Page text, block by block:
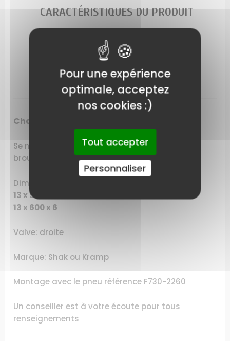
CARACTÉRISTIQUES DU PRODUIT
LIVRAISON
LES AVIS SUR CE PRODUIT
Chambre à air tracteur tondeuse
Se monte sur tracteur tondeuse, autoportée,
brouette
Dimensions:
13 x 500 x 6
13 x 600 x 6
Valve: droite
Marque: Shak ou Kramp
Montage avec le pneu référence F730-2260
Un conseiller est à votre écoute pour tous
renseignements
Pour une expérience
optimale, acceptez
nos cookies :)
Tout accepter
Personnaliser